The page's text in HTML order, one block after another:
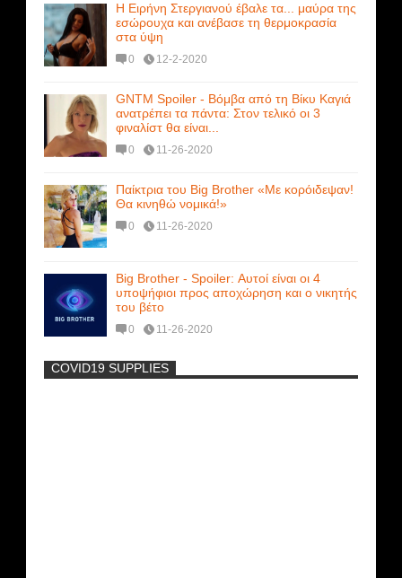
Η Ειρήνη Στεργιανού έβαλε τα... μαύρα της
εσώρουχα και ανέβασε τη θερμοκρασία
στα ύψη
0 12-2-2020
GNTM Spoiler - Βόμβα από τη Βίκυ Καγιά
ανατρέπει τα πάντα: Στον τελικό οι 3
φιναλίστ θα είναι...
0 11-26-2020
Παίκτρια του Big Brother «Με κορόιδεψαν!
Θα κινηθώ νομικά!»
0 11-26-2020
Big Brother - Spoiler: Αυτοί είναι οι 4
υποψήφιοι προς αποχώρηση και ο νικητής
του βέτο
0 11-26-2020
-
COVID19 SUPPLIES